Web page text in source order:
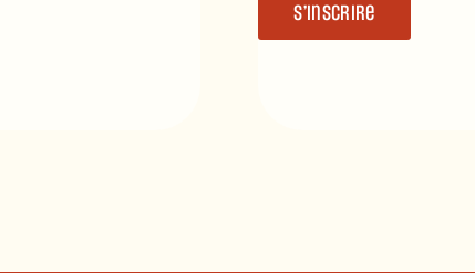
S’inscrire